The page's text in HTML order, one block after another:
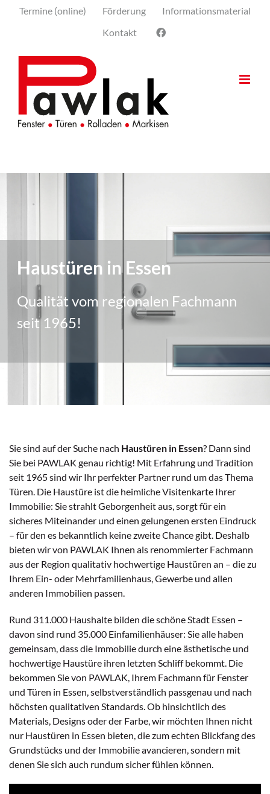
Termine (online) Förderung
Informationsmaterial
Kontakt
Haustüren in Essen
Qualität vom regionalen Fachmann
seit 1965!
Sie sind auf der Suche nach Haustüren in Essen? Dann sind
Sie bei PAWLAK genau richtig! Mit Erfahrung und Tradition
seit 1965 sind wir Ihr perfekter Partner rund um das Thema
Türen. Die Haustüre ist die heimliche Visitenkarte Ihrer
Immobilie: Sie strahlt Geborgenheit aus, sorgt für ein
sicheres Miteinander und einen gelungenen ersten Eindruck
– für den es bekanntlich keine zweite Chance gibt. Deshalb
bieten wir von PAWLAK Ihnen als renommierter Fachmann
aus der Region qualitativ hochwertige Haustüren an – die zu
Ihrem Ein- oder Mehrfamilienhaus, Gewerbe und allen
anderen Immobilien passen.
Rund 311.000 Haushalte bilden die schöne Stadt Essen –
davon sind rund 35.000 Einfamilienhäuser: Sie alle haben
gemeinsam, dass die Immobilie durch eine ästhetische und
hochwertige Haustüre ihren letzten Schliff bekommt. Die
bekommen Sie von PAWLAK, Ihrem Fachmann für Fenster
und Türen in Essen, selbstverständlich passgenau und nach
höchsten qualitativen Standards. Ob hinsichtlich des
Materials, Designs oder der Farbe, wir möchten Ihnen nicht
nur Haustüren in Essen bieten, die zum echten Blickfang des
Grundstücks und der Immobilie avancieren, sondern mit
denen Sie sich auch rundum sicher fühlen können.